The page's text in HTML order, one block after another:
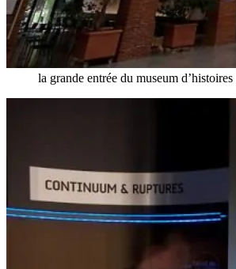
la grande entrée du museum